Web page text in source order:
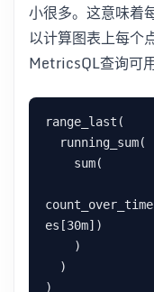
小很多。这意味着
以计算图表上每个
MetricsQL查询可
range_last(
es[30m])